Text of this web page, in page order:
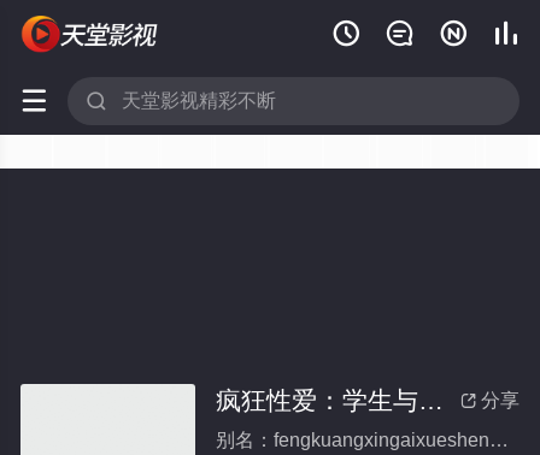
   
 
 分享
疯狂性爱：学生与老师，姐夫与小姨子以及
别名：fengkuangxingaixueshengyulaoshijiefuyuxiaoyiziyiji